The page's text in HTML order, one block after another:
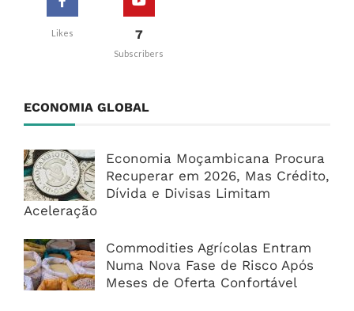
Likes 7
Subscribers
ECONOMIA GLOBAL
Economia Moçambicana Procura
Recuperar em 2026, Mas Crédito,
Dívida e Divisas Limitam
Aceleração
Commodities Agrícolas Entram
Numa Nova Fase de Risco Após
Meses de Oferta Confortável